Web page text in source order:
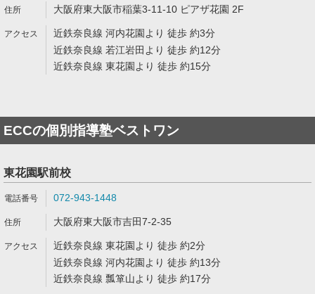
大阪府東大阪市稲葉3-11-10 ピアザ花園 2F
近鉄奈良線 河内花園より 徒歩 約3分
近鉄奈良線 若江岩田より 徒歩 約12分
近鉄奈良線 東花園より 徒歩 約15分
ECCの個別指導塾ベストワン
東花園駅前校
072-943-1448
大阪府東大阪市吉田7-2-35
近鉄奈良線 東花園より 徒歩 約2分
近鉄奈良線 河内花園より 徒歩 約13分
近鉄奈良線 瓢箪山より 徒歩 約17分